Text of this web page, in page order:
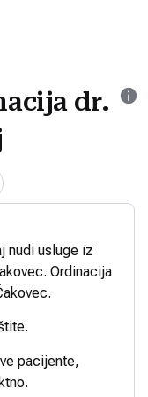
dr.
nudi usluge iz
Ordinacija
pacijente,